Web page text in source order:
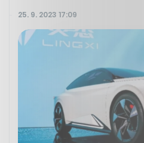
25. 9. 2023 17:09